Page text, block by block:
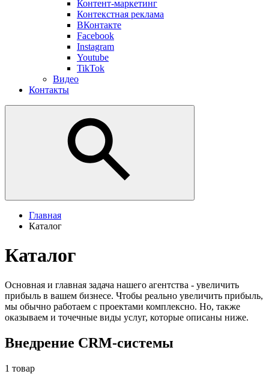
Контент-маркетинг
Контекстная реклама
ВКонтакте
Facebook
Instagram
Youtube
TikTok
Видео
Контакты
Главная
Каталог
Каталог
Основная и главная задача нашего агентства - увеличить
прибыль в вашем бизнесе. Чтобы реально увеличить прибыль,
мы обычно работаем с проектами комплексно. Но, также
оказываем и точечные виды услуг, которые описаны ниже.
Внедрение CRM-системы
1 товар